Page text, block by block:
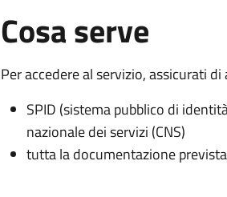
Cosa serve
Per accedere al servizio, assicurati di
SPID (sistema pubblico di
nazionale dei servizi (CNS)
tutta la documentazione